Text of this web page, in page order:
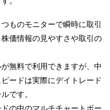
ものモニターで瞬時に取引
価情報の見やすさや取引の
無料で利用できますが、中
ードは実際にデイトレード
です。
の中のマルチチャートボー